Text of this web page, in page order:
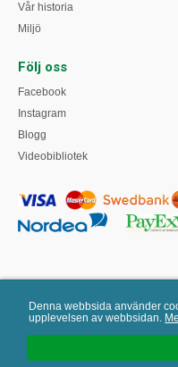
Denna webbsida använder
upplevelsen av webbsidan.
Vår historia
Miljö
Följ oss
Facebook
Instagram
Blogg
Videobibliotek
Mail:info@medevisalvan.se|